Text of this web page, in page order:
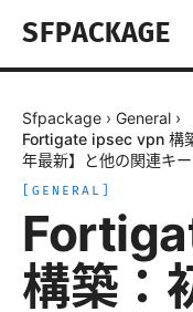
SFPACKAGE
Sfpackage › General ›
Fortigate ipsec vpn 構
年最新】と他の関連キ
GENERAL
構築：